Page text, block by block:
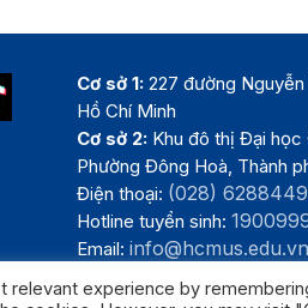
Cơ sở 1: 227 đường
Hồ Chí Minh
Cơ sở 2: Khu đô thị Đại học
Phường Đông Hoà, Thành
Điện thoại: (028)
Hotline tuyển sinh:
Email:info@hcmus.edu.vn
experience by